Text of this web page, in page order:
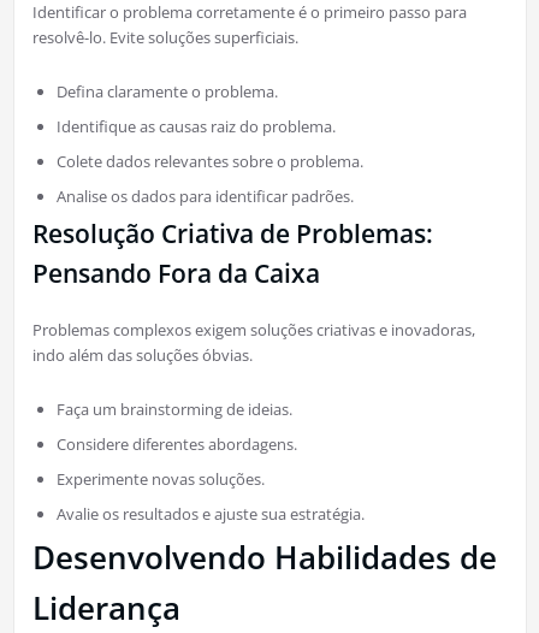
Identificar o problema corretamente é o primeiro passo para
resolvê-lo. Evite soluções superficiais.
Defina claramente o problema.
Identifique as causas raiz do problema.
Colete dados relevantes sobre o problema.
Analise os dados para identificar padrões.
Resolução Criativa de Problemas:
Pensando Fora da Caixa
Problemas complexos exigem soluções criativas e inovadoras,
indo além das soluções óbvias.
Faça um brainstorming de ideias.
Considere diferentes abordagens.
Experimente novas soluções.
Avalie os resultados e ajuste sua estratégia.
Desenvolvendo Habilidades de
Liderança